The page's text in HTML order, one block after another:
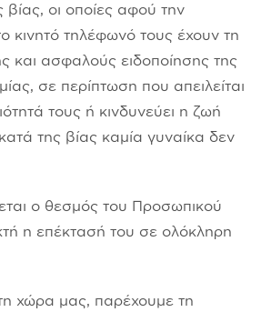
βίας, οι οποίες αφού την
κινητό τηλέφωνό τους έχουν τη
και ασφαλούς ειδοποίησης της
σε περίπτωση που απειλείται
τους ή κινδυνεύει η ζωή
της βίας καμία γυναίκα δεν
ο θεσμός του Προσωπικού
η επέκτασή του σε ολόκληρη
χώρα μας, παρέχουμε τη